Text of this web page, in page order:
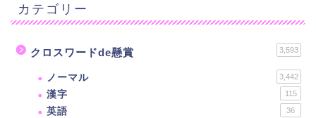
カテゴリー
クロスワードde懸賞 3,593
ノーマル 3,442
漢字 115
英語 36